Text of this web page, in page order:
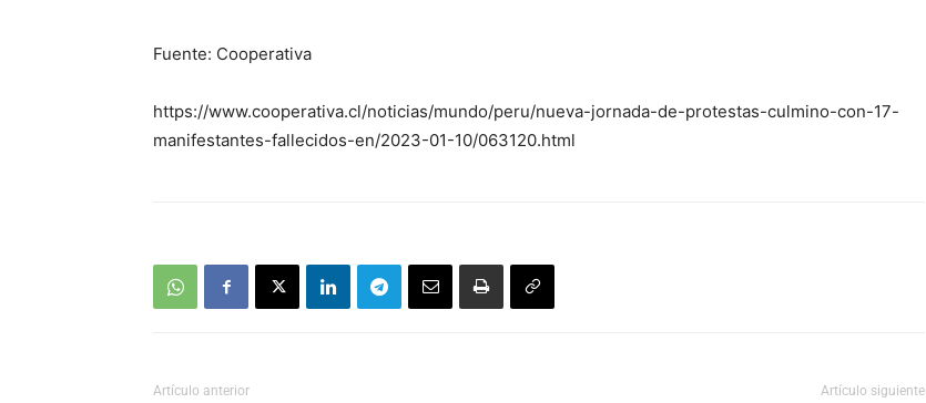
Fuente: Cooperativa
https://www.cooperativa.cl/noticias/mundo/peru/nueva-jornada-de-protestas-culmino-con-17-
manifestantes-fallecidos-en/2023-01-10/063120.html
Artículo anterior Artículo siguiente